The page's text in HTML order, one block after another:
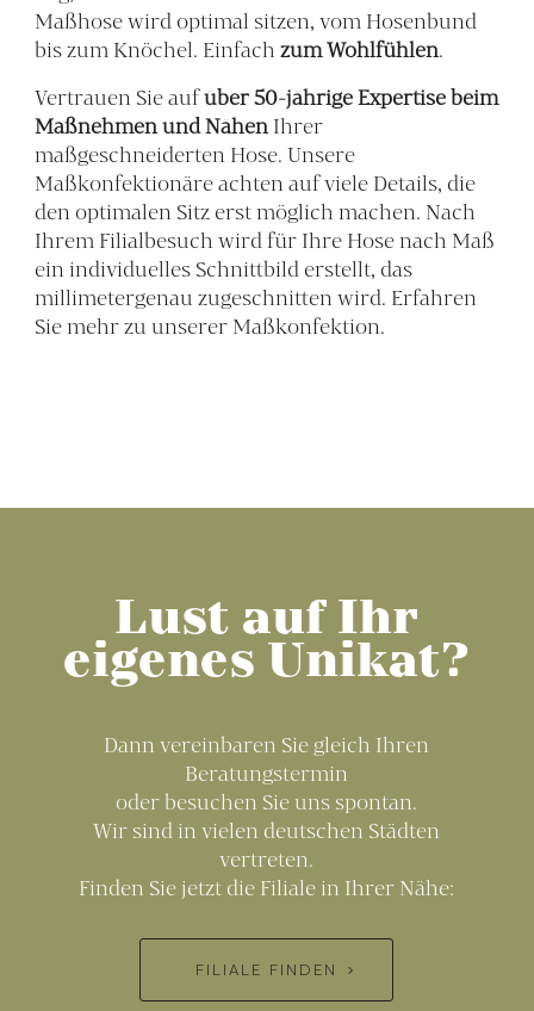
Maßhose wird optimal sitzen, vom Hosenbund
bis zum Knöchel. Einfach zum Wohlfühlen.
Vertrauen Sie aufüber 50-jährige Expertise beim
Maßnehmen und Nähen Ihrer
maßgeschneiderten Hose. Unsere
Maßkonfektionäre achten auf viele Details, die
den optimalen Sitz erst möglich machen. Nach
Ihrem Filialbesuch wird für Ihre Hose nach Maß
ein individuelles Schnittbild erstellt, das
millimetergenau zugeschnitten wird. Erfahren
Sie mehr zu unserer Maßkonfektion.
Lust auf Ihr
eigenes Unikat?
Dann vereinbaren Sie gleich Ihren
Beratungstermin
oder besuchen Sie uns spontan.
Wir sind in vielen deutschen Städten
vertreten.
Finden Sie jetzt die Filiale in Ihrer Nähe:
FILIALE FINDEN